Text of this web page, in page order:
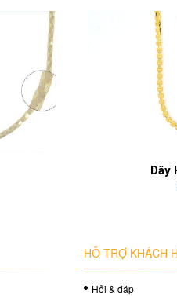
Dây
HỖ TRỢ KHÁCH
Hỏi & đáp